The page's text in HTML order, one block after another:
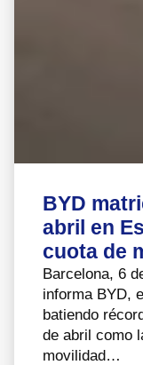
BYD
abril en
cuota de
Barcelona, 6
informa BYD,
batiendo
de abril como
movilidad…